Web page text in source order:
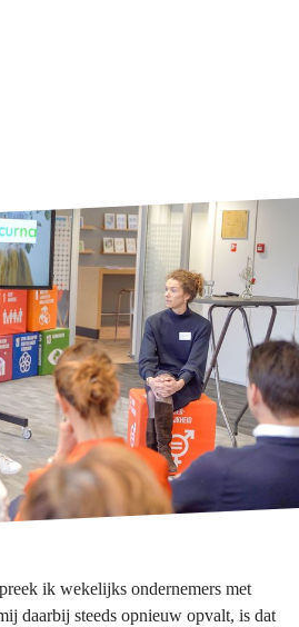
ik wekelijks ondernemers met
daarbij steeds opnieuw opvalt, is dat